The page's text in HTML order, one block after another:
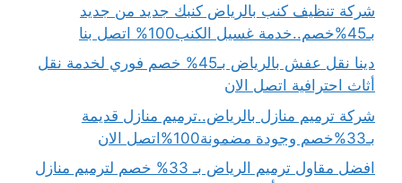
شركة تنظيف كنب بالرياض كنبك جديد من جديد
بـ45%خصم..خدمة غسيل الكنب100% اتصل بنا
دينا نقل عفش بالرياض بـ45% خصم فوري لخدمة نقل
أثاث احترافية اتصل الان
شركة ترميم منازل بالرياض..ترميم منازل قديمة
بـ33%خصم وجودة مضمونة100%اتصل الان
افضل مقاول ترميم الرياض بـ 33% خصم لترميم منازل